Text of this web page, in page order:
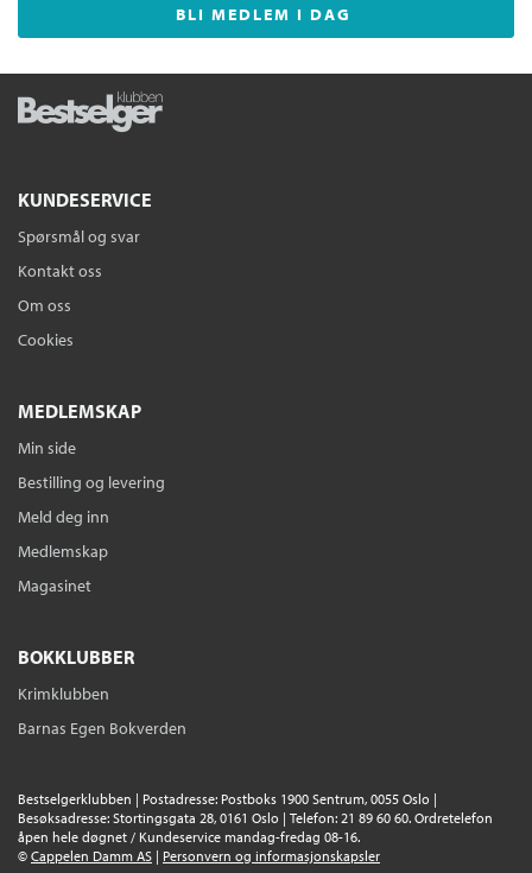
BLI MEDLEM I DAG
KUNDESERVICE
Spørsmål og svar
Kontakt oss
Om oss
Cookies
MEDLEMSKAP
Min side
Bestilling og levering
Meld deg inn
Medlemskap
Magasinet
BOKKLUBBER
Krimklubben
Barnas Egen Bokverden
Bestselgerklubben | Postadresse: Postboks 1900 Sentrum, 0055 Oslo |
Besøksadresse: Stortingsgata 28, 0161 Oslo | Telefon: 21 89 60 60. Ordretelefon
åpen hele døgnet / Kundeservice mandag-fredag 08-16.
© Cappelen Damm AS | Personvern og informasjonskapsler